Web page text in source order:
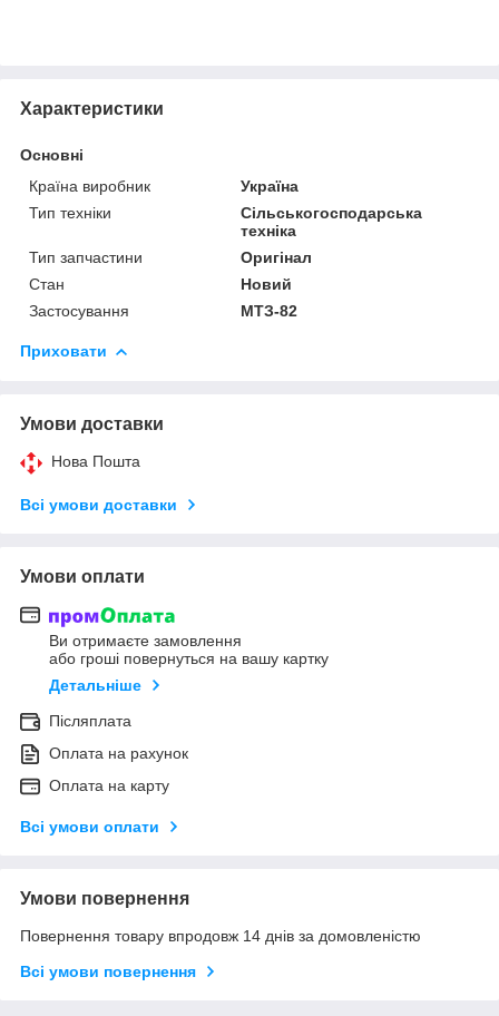
Характеристики
Основні
Країна виробник
Україна
Тип техніки
Сільськогосподарська
техніка
Тип запчастини
Оригінал
Стан
Новий
Застосування
МТЗ-82
Приховати
Умови доставки
Нова Пошта
Всі умови доставки
Умови оплати
Ви отримаєте замовлення
або гроші повернуться на вашу картку
Детальніше
Післяплата
Оплата на рахунок
Оплата на карту
Всі умови оплати
Умови повернення
Повернення товару впродовж 14 днів за домовленістю
Всі умови повернення